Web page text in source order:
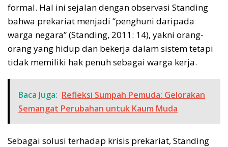
formal. Hal ini sejalan dengan observasi Standing
bahwa prekariat menjadi “penghuni daripada
warga negara” (Standing, 2011: 14), yakni orang-
orang yang hidup dan bekerja dalam sistem tetapi
tidak memiliki hak penuh sebagai warga kerja.
Baca Juga: Refleksi Sumpah Pemuda: Gelorakan
Semangat Perubahan untuk Kaum Muda
Sebagai solusi terhadap krisis prekariat, Standing